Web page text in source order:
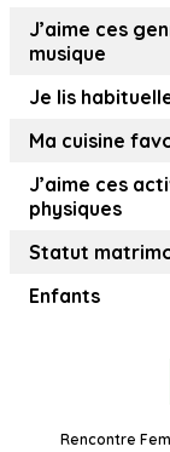
J’aime ces
musique
Je lis
Ma cuisine
J’aime ces
physiques
Statut
Enfants
Rencontre